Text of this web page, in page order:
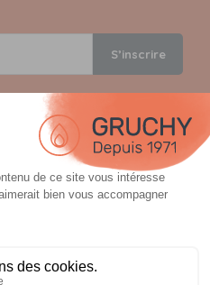
S’inscrire
TikTokYouTube
12 fois avec Alma
3D Secure et possible en 3,